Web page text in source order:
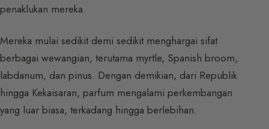
penaklukan mereka.
Mereka mulai sedikit demi sedikit menghargai sifat
berbagai wewangian, terutama myrtle, Spanish broom,
labdanum, dan pinus. Dengan demikian, dari Republik
hingga Kekaisaran, parfum mengalami perkembangan
yang luar biasa, terkadang hingga berlebihan.